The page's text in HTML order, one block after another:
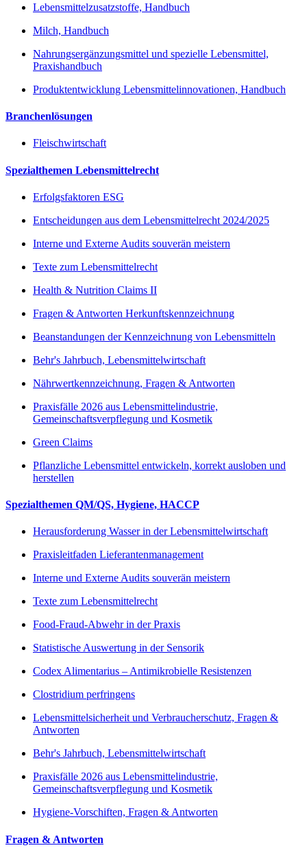
Lebensmittelzusatzstoffe, Handbuch
Milch, Handbuch
Nahrungsergänzungsmittel und spezielle Lebensmittel,
Praxishandbuch
Produktentwicklung Lebensmittelinnovationen, Handbuch
Branchenlösungen
Fleischwirtschaft
Spezialthemen Lebensmittelrecht
Erfolgsfaktoren ESG
Entscheidungen aus dem Lebensmittelrecht 2024/2025
Interne und Externe Audits souverän meistern
Texte zum Lebensmittelrecht
Health & Nutrition Claims II
Fragen & Antworten Herkunftskennzeichnung
Beanstandungen der Kennzeichnung von Lebensmitteln
Behr's Jahrbuch, Lebensmittelwirtschaft
Nährwertkennzeichnung, Fragen & Antworten
Praxisfälle 2026 aus Lebensmittelindustrie,
Gemeinschaftsverpflegung und Kosmetik
Green Claims
Pflanzliche Lebensmittel entwickeln, korrekt ausloben und
herstellen
Spezialthemen QM/QS, Hygiene, HACCP
Herausforderung Wasser in der Lebensmittelwirtschaft
Praxisleitfaden Lieferantenmanagement
Interne und Externe Audits souverän meistern
Texte zum Lebensmittelrecht
Food-Fraud-Abwehr in der Praxis
Statistische Auswertung in der Sensorik
Codex Alimentarius – Antimikrobielle Resistenzen
Clostridium perfringens
Lebensmittelsicherheit und Verbraucherschutz, Fragen &
Antworten
Behr's Jahrbuch, Lebensmittelwirtschaft
Praxisfälle 2026 aus Lebensmittelindustrie,
Gemeinschaftsverpflegung und Kosmetik
Hygiene-Vorschiften, Fragen & Antworten
Fragen & Antworten